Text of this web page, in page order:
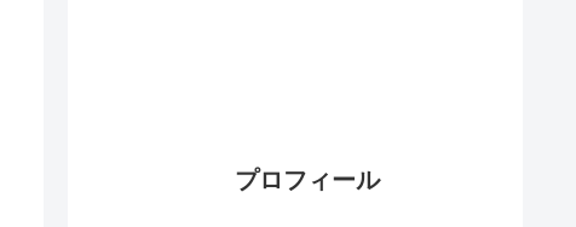
プロフィール